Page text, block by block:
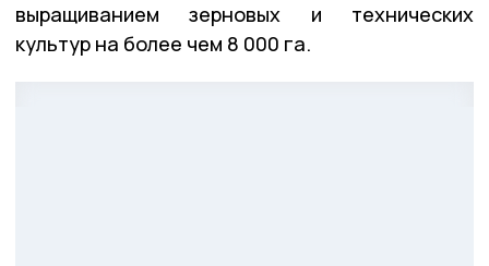
выращиванием зерновых и технических
культур на более чем 8 000 га.